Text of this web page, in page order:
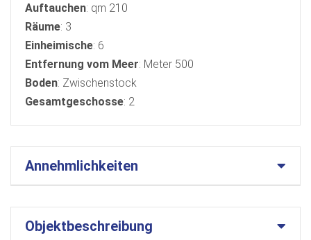
Auftauchen: qm 210
Räume: 3
Einheimische: 6
Entfernung vom Meer: Meter 500
Boden: Zwischenstock
Gesamtgeschosse: 2
Annehmlichkeiten
Objektbeschreibung